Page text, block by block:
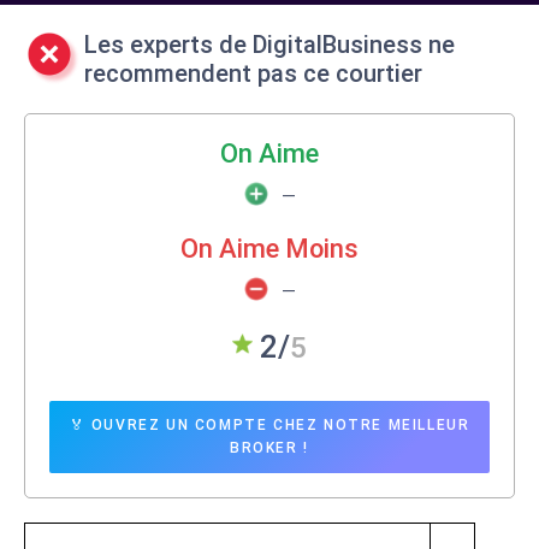
Les experts de DigitalBusiness ne
recommendent pas ce courtier
On Aime
—
On Aime Moins
—
🏅 OUVREZ UN COMPTE CHEZ NOTRE MEILLEUR
BROKER !